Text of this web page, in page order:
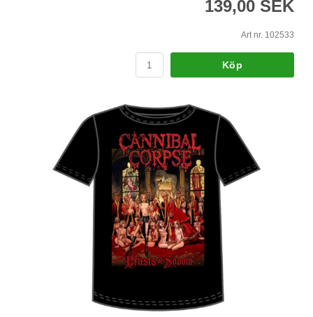
139,00 SEK
Art nr. 102533
Köp